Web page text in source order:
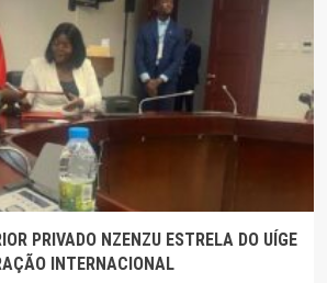
PRIVADO NZENZU ESTRELA DO UÍGE
INTERNACIONAL